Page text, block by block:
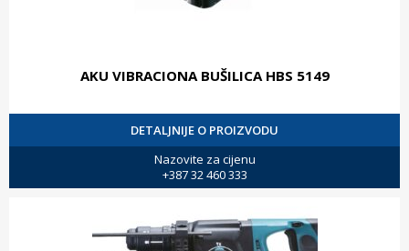
AKU VIBRACIONA BUŠILICA HBS 5149
DETALJNIJE O PROIZVODU
Nazovite za cijenu
+387 32 460 333